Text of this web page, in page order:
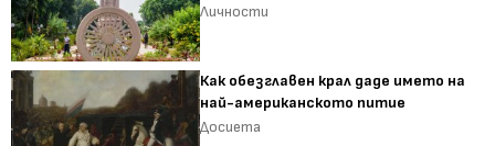
Личности
Как обезглавен крал даде името на
най-американското питие
Досиета